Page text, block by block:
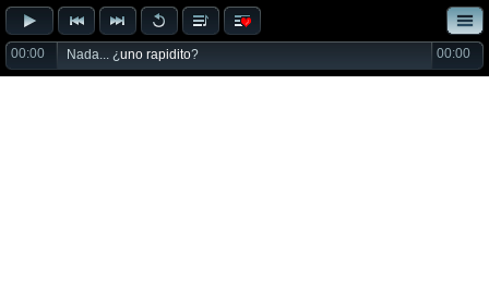
00:00 Nada... ¿uno rapidito? 00:00